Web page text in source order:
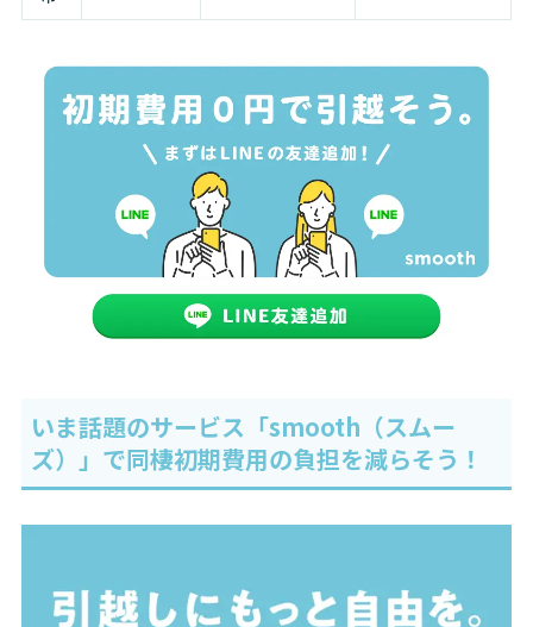
いま話題のサービス「smooth（スムー
ズ）」で同棲初期費用の負担を減らそう！